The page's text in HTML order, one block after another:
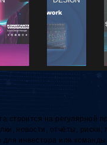
строится на регулярной
новости, отчёты,
для инвестора или